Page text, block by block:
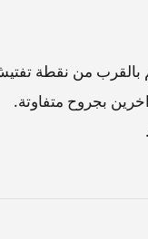
من نقطة
بجروح متفاوتة.